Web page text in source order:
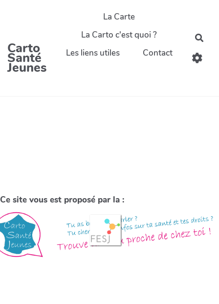
Carto
Santé
Jeunes
La Carte
La Carto c'est quoi ?
Les liens utiles
Contact
Ce site vous est proposé par la :